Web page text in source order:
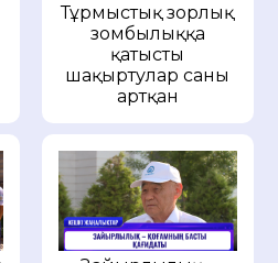
Тұрмыстық зорлық
зомбылыққа
қатысты
шақыртулар саны
артқан